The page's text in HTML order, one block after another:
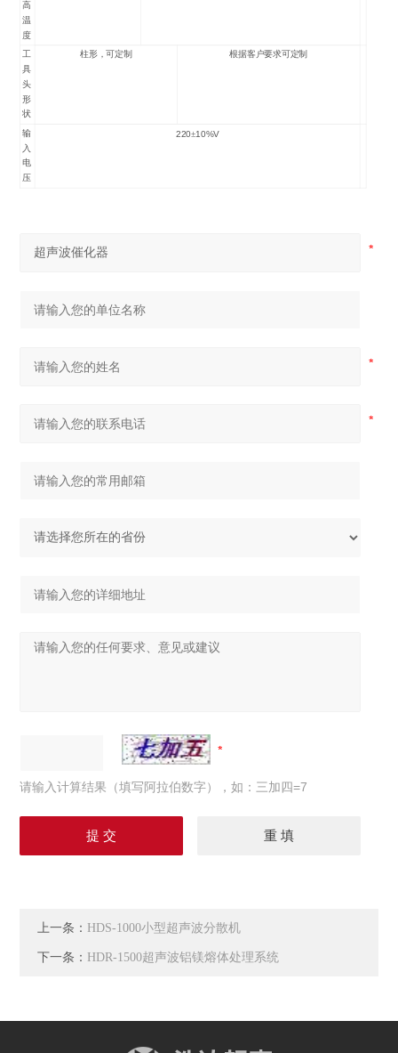
高
温
度
工
具
头
形
状
柱形，可定制 根据客户要求可定制
输
入
电
压
220±10%V
请输入计算结果（填写阿拉伯数字），如：三加四=7
上一条： HDS-1000小型超声波分散机
下一条： HDR-1500超声波铝镁熔体处理系统